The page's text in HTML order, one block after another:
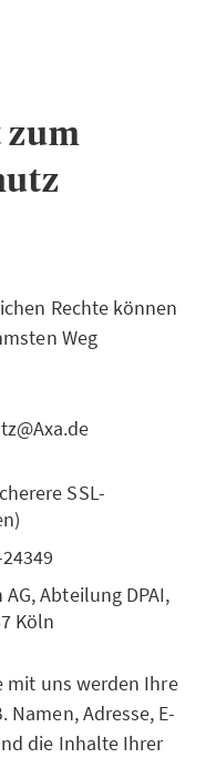
zum
Rechte können
Weg
SSL-
Abteilung DPAI,
Köln
mit uns werden Ihre
Adresse, E-
die Inhalte Ihrer